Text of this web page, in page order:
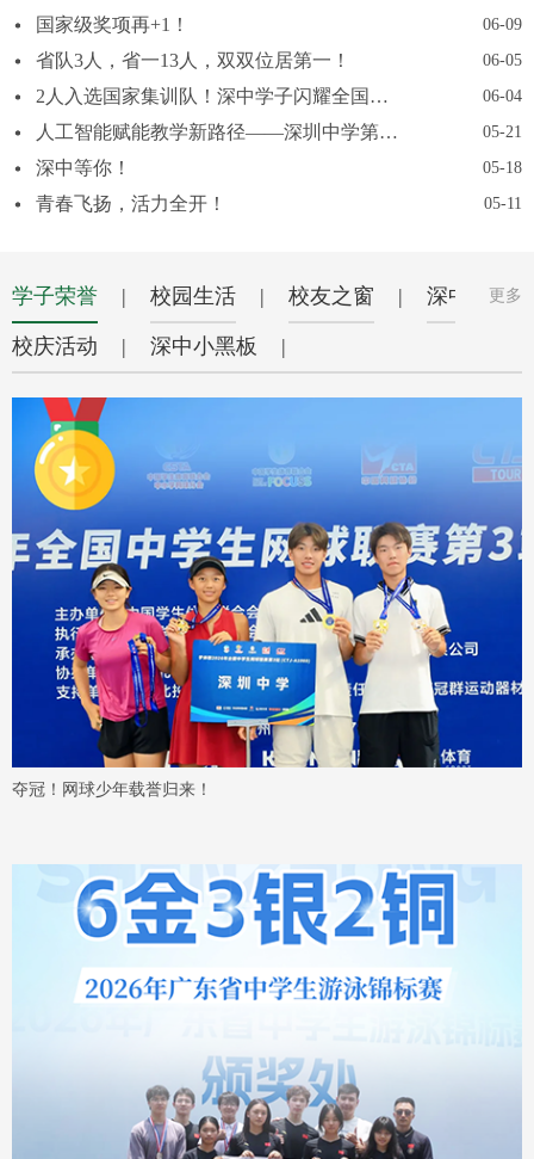
国家级奖项再+1！ 06-09
省队3人，省一13人，双双位居第一！ 06-05
2人入选国家集训队！深中学子闪耀全国中学生天文知识竞赛！ 06-04
人工智能赋能教学新路径——深圳中学第一期教研沙龙圆满举办 05-21
深中等你！ 05-18
青春飞扬，活力全开！ 05-11
学子荣誉 | 校园生活 | 校友之窗 | 深中印象
校庆活动 | 深中小黑板 |
更多
夺冠！网球少年载誉归来！